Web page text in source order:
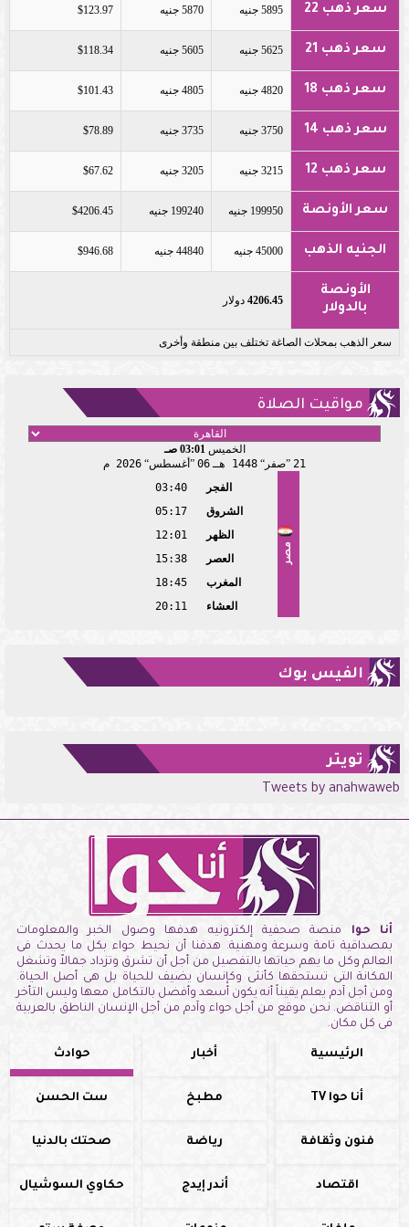
سعر ذهب 22 5895 جنيه 5870 جنيه $123.97
سعر ذهب 21 5625 جنيه 5605 جنيه $118.34
سعر ذهب 18 4820 جنيه 4805 جنيه $101.43
سعر ذهب 14 3750 جنيه 3735 جنيه $78.89
سعر ذهب 12 3215 جنيه 3205 جنيه $67.62
سعر الأونصة 199950 جنيه 199240 جنيه $4206.45
الجنيه الذهب 45000 جنيه 44840 جنيه $946.68
الأونصة
بالدولار
4206.45 دولار
سعر الذهب بمحلات الصاغة تختلف بين منطقة وأخرى
مواقيت الصلاة
الخميس 03:01 صـ
21
صفر 1448 هـ 06 أغسطس 2026 م
مصر
الفجر
03:40
الشروق
05:17
الظهر
12:01
العصر
15:38
المغرب
18:45
العشاء
20:11
الفيس بوك
تويتر
Tweets by anahwaweb
أنا حوا منصة صحفية إلكترونيه هدفها وصول الخبر والمعلومات
بمصداقية تامة وسرعة ومهنية. هدفنا أن نحيط حواء بكل ما يحدث فى
العالم وكل ما يهم حياتها بالتفصيل من أجل أن تشرق وتزداد جمالاً وتشغل
المكانة التى تستحقها كأنثى وكإنسان يضيف للحياة بل هى أصل الحياة.
ومن أجل آدم يعلم يقيناً أنه يكون أسعد وأفضل بالتكامل معها وليس التأخر
أو التناقض. نحن موقع من أجل حواء وآدم من أجل الإنسان الناطق بالعربية
فى كل مكان.
الرئيسية أخبار حوادث
أنا حوا TV مطبخ ست الحسن
فنون وثقافة رياضة صحتك بالدنيا
اقتصاد أندر إيدج حكاوي السوشيال